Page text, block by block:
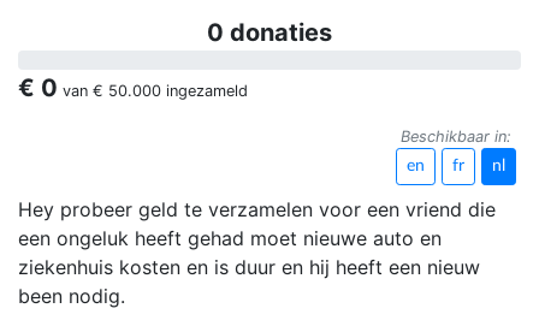
0 donaties
€ 0 van € 50.000 ingezameld
Beschikbaar in:
en fr nl
Hey probeer geld te verzamelen voor een vriend die
een ongeluk heeft gehad moet nieuwe auto en
ziekenhuis kosten en is duur en hij heeft een nieuw
been nodig.